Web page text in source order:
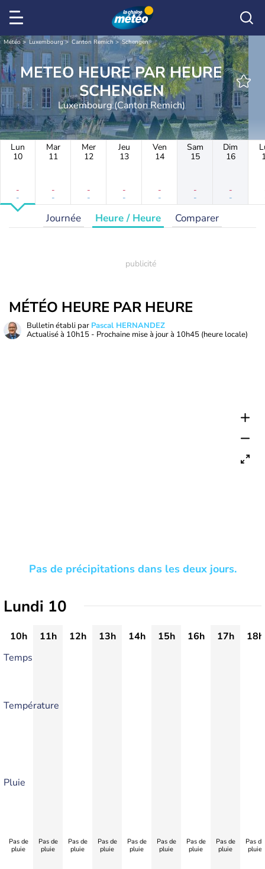
Météo Luxembourg Canton Remich Schengen
METEO HEURE PAR HEURE
SCHENGEN
Luxembourg (Canton Remich)
Lun
10
-
-
Mar
11
-
-
Mer
12
-
-
Jeu
13
-
-
Ven
14
-
-
Sam
15
-
-
Dim
16
-
-
Journée Heure / Heure Comparer
MÉTÉO HEURE PAR HEURE
Bulletin établi par Pascal HERNANDEZ
Actualisé à 10h15 - Prochaine mise à jour à 10h45 (heure locale)
Pas de précipitations dans les deux jours.
Lundi 10
10h 11h 12h 13h 14h 15h 16h 17h
18h
Temps
Température
Pluie
Pas de
pluie
Pas de
pluie
Pas de
pluie
Pas de
pluie
Pas de
pluie
Pas de
pluie
Pas de
pluie
Pas de
pluie
Pas de
pluie